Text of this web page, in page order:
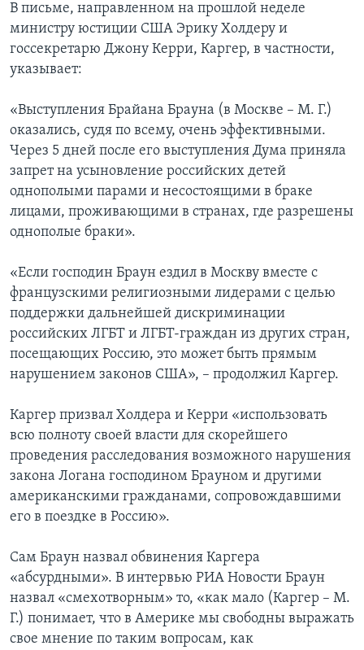
В письме, направленном на прошлой неделе
министру юстиции США Эрику Холдеру и
госсекретарю Джону Керри, Каргер, в частности,
указывает:
«Выступления Брайана Брауна (в Москве – М. Г.)
оказались, судя по всему, очень эффективными.
Через 5 дней после его выступления Дума приняла
запрет на усыновление российских детей
однополыми парами и несостоящими в браке
лицами, проживающими в странах, где разрешены
однополые браки».
«Если господин Браун ездил в Москву вместе с
французскими религиозными лидерами с целью
поддержки дальнейшей дискриминации
российских ЛГБТ и ЛГБТ-граждан из других стран,
посещающих Россию, это может быть прямым
нарушением законов США», – продолжил Каргер.
Каргер призвал Холдера и Керри «использовать
всю полноту своей власти для скорейшего
проведения расследования возможного нарушения
закона Логана господином Брауном и другими
американскими гражданами, сопровождавшими
его в поездке в Россию».
Сам Браун назвал обвинения Каргера
«абсурдными». В интервью РИА Новости Браун
назвал «смехотворным» то, «как мало (Каргер – М.
Г.) понимает, что в Америке мы свободны выражать
свое мнение по таким вопросам, как